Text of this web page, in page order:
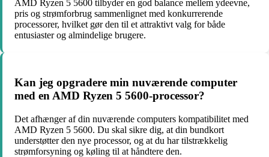
AMD Ryzen 5 5600 tilbyder en god balance mellem ydeevne,
pris og strømforbrug sammenlignet med konkurrerende
processorer, hvilket gør den til et attraktivt valg for både
entusiaster og almindelige brugere.
Kan jeg opgradere min nuværende computer
med en AMD Ryzen 5 5600-processor?
Det afhænger af din nuværende computers kompatibilitet med
AMD Ryzen 5 5600. Du skal sikre dig, at din bundkort
understøtter den nye processor, og at du har tilstrækkelig
strømforsyning og køling til at håndtere den.